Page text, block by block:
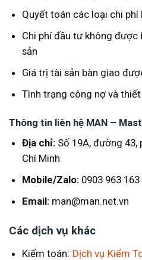
Quyết toán các loại chi phí
Chi phí đầu tư không
sản
Giá trị tài sản bàn giao
Tình trạng công nợ và
Thông tin liên hệ MAN –
Địa chỉ:Số 19A, đường 43,
Chí Minh
Mobile/Zalo:0903 963 163
Email:man@man.net.vn
Các dịch vụ khác
Kiểm toán: Dịch vụ Kiểm